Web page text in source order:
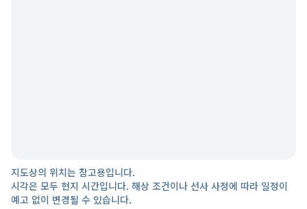
지도상의 위치는 참고용입니다.
시각은 모두 현지 시간입니다. 해상 조건이나 선사 사정에 따라 일정이
예고 없이 변경될 수 있습니다.